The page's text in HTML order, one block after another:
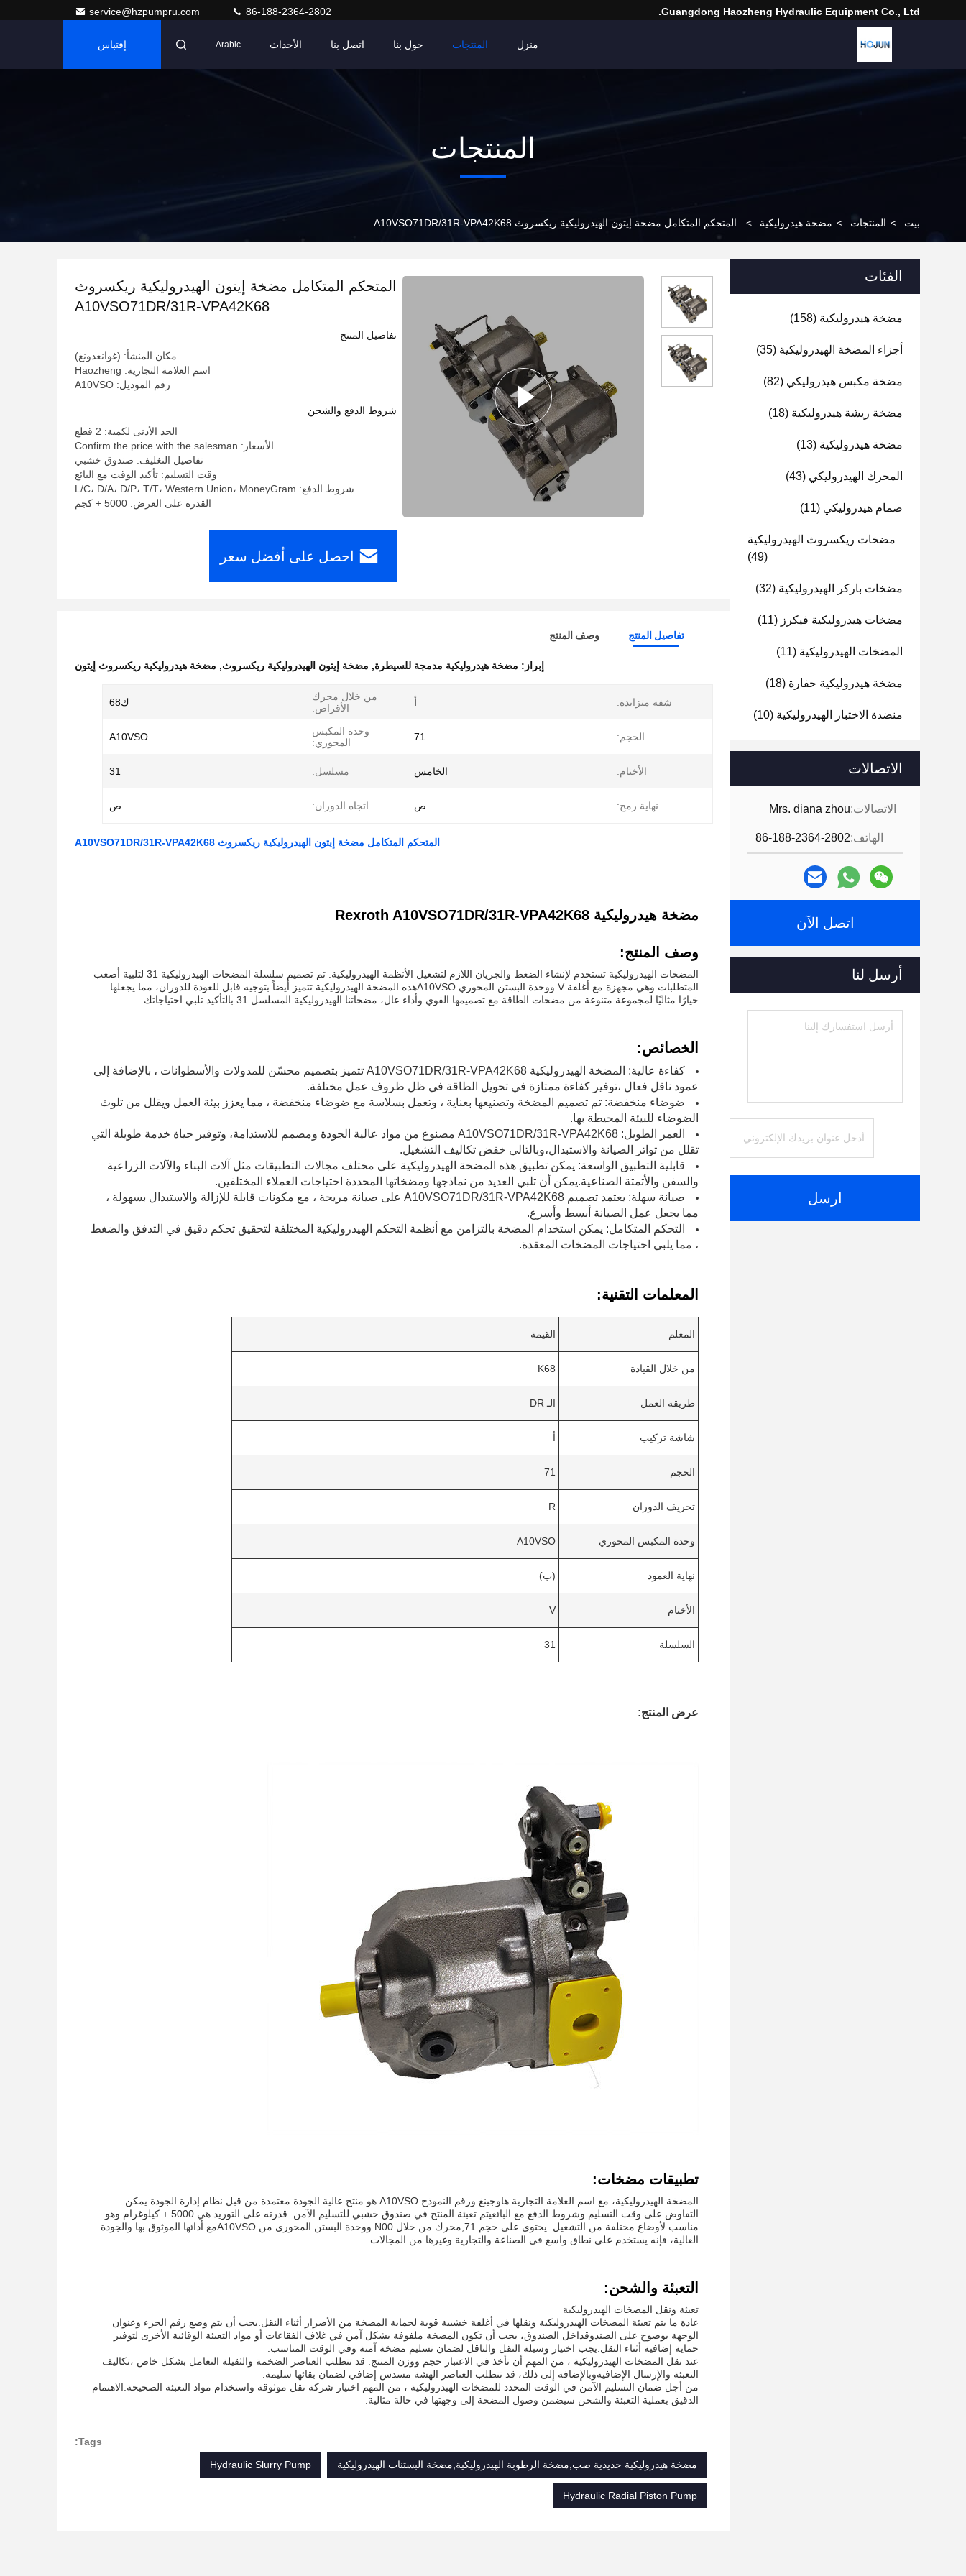
Guangdong Haozheng Hydraulic Equipment Co., Ltd.
service@hzpumpru.com 86-188-2364-2802
منزل المنتجات حول بنا اتصل بنا الأحداث Arabic إقتباس
المنتجات
بيت > المنتجات > مضخة هيدروليكية > المتحكم المتكامل مضخة إيتون الهيدروليكية ريكسروث A10VSO71DR/31R-VPA42K68
الفئات
مضخة هيدروليكية (158)
أجزاء المضخة الهيدروليكية (35)
مضخة مكبس هيدروليكي (82)
مضخة ريشة هيدروليكية (18)
مضخة هيدروليكية (13)
المحرك الهيدروليكي (43)
صمام هيدروليكي (11)
مضخات ريكسروث الهيدروليكية
(49)
مضخات باركر الهيدروليكية (32)
مضخات هيدروليكية فيكرز (11)
المضخات الهيدروليكية (11)
مضخة هيدروليكية حفارة (18)
منضدة الاختبار الهيدروليكية (10)
الاتصالات
الاتصالات:Mrs. diana zhou
الهاتف:86-188-2364-2802
اتصل الآن
أرسل لنا
ارسل
المتحكم المتكامل مضخة إيتون الهيدروليكية ريكسروث
A10VSO71DR/31R-VPA42K68
تفاصيل المنتج
مكان المنشأ: (غوانغدونغ)
اسم العلامة التجارية: Haozheng
رقم الموديل: A10VSO
شروط الدفع والشحن
الحد الأدنى لكمية: 2 قطع
الأسعار: Confirm the price with the salesman
تفاصيل التغليف: صندوق خشبي
وقت التسليم: تأكيد الوقت مع البائع
شروط الدفع: L/C، D/A، D/P، T/T، Western Union، MoneyGram
القدرة على العرض: 5000 + كجم
احصل على أفضل سعر
تفاصيل المنتج وصف المنتج
إبراز: مضخة هيدروليكية مدمجة للسيطرة, مضخة إيتون الهيدروليكية ريكسروث, مضخة هيدروليكية ريكسروث إيتون
شفة متزايدة: أ
من خلال محرك
الأقراص:
ك68
الحجم: 71
وحدة المكبس
المحوري:
A10VSO
الأختام: الخامس مسلسل: 31
نهاية رمح: ص اتجاه الدوران: ص
المتحكم المتكامل مضخة إيتون الهيدروليكية ريكسروث A10VSO71DR/31R-VPA42K68
مضخة هيدروليكية Rexroth A10VSO71DR/31R-VPA42K68
وصف المنتج:
المضخات الهيدروليكية تستخدم لإنشاء الضغط والجريان اللازم لتشغيل الأنظمة الهيدروليكية. تم تصميم سلسلة المضخات الهيدروليكية 31 لتلبية أصعب
المتطلبات.وهي مجهزة مع أغلفة V ووحدة البستن المحوري A10VSOهذه المضخة الهيدروليكية تتميز أيضاً بتوجيه قابل للعودة للدوران، مما يجعلها
خيارًا مثاليًا لمجموعة متنوعة من مضخات الطاقة.مع تصميمها القوي وأداء عال، مضخاتنا الهيدروليكية المسلسل 31 بالتأكيد تلبي احتياجاتك.
الخصائص:
كفاءة عالية: المضخة الهيدروليكية A10VSO71DR/31R-VPA42K68 تتميز بتصميم محسّن للمدولات والأسطوانات ، بالإضافة إلى
عمود ناقل فعال ،توفير كفاءة ممتازة في تحويل الطاقة في ظل ظروف عمل مختلفة.
ضوضاء منخفضة: تم تصميم المضخة وتصنيعها بعناية ، وتعمل بسلاسة مع ضوضاء منخفضة ، مما يعزز بيئة العمل ويقلل من تلوث
الضوضاء للبيئة المحيطة بها.
العمر الطويل: A10VSO71DR/31R-VPA42K68 مصنوع من مواد عالية الجودة ومصمم للاستدامة، وتوفير حياة خدمة طويلة التي
تقلل من تواتر الصيانة والاستبدال،وبالتالي خفض تكاليف التشغيل.
قابلية التطبيق الواسعة: يمكن تطبيق هذه المضخة الهيدروليكية على مختلف مجالات التطبيقات مثل آلات البناء والآلات الزراعية
والسفن والأتمتة الصناعية.يمكن أن تلبي العديد من نماذجها ومضخاتها المحددة احتياجات العملاء المختلفين.
صيانة سهلة: يعتمد تصميم A10VSO71DR/31R-VPA42K68 على صيانة مريحة ، مع مكونات قابلة للإزالة والاستبدال بسهولة ،
مما يجعل عمل الصيانة أبسط وأسرع.
التحكم المتكامل: يمكن استخدام المضخة بالتزامن مع أنظمة التحكم الهيدروليكية المختلفة لتحقيق تحكم دقيق في التدفق والضغط
، مما يلبي احتياجات المضخات المعقدة.
المعلمات التقنية:
المعلم القيمة
من خلال القيادة K68
طريقة العمل الـ DR
شاشة تركيب أ
الحجم 71
تحريف الدوران R
وحدة المكبس المحوري A10VSO
نهاية العمود (ب)
الأختام V
السلسلة 31
عرض المنتج:
تطبيقات مضخات:
المضخة الهيدروليكية، مع اسم العلامة التجارية هاوجينغ ورقم النموذج A10VSO هو منتج عالية الجودة معتمدة من قبل نظام إدارة الجودة.يمكن
التفاوض على وقت التسليم وشروط الدفع مع البائعيتم تعبئة المنتج في صندوق خشبي للتسليم الآمن. قدرته على التوريد هي 5000 + كيلوغرام وهو
مناسب لأوضاع مختلفة من التشغيل. يحتوي على حجم 71,محرك من خلال N00 ووحدة البستن المحوري من A10VSOمع أدائها الموثوق بها والجودة
العالية، فإنه يستخدم على نطاق واسع في الصناعة والتجارية وغيرها من المجالات.
التعبئة والشحن:
تعبئة ونقل المضخات الهيدروليكية
عادة ما يتم تعبئة المضخات الهيدروليكية ونقلها في أغلفة خشبية قوية لحماية المضخة من الأضرار أثناء النقل.يجب أن يتم وضع رقم الجزء وعنوان
الوجهة بوضوح على الصندوقداخل الصندوق، يجب أن تكون المضخة ملفوفة بشكل آمن في غلاف الفقاعات أو مواد التعبئة الوقائية الأخرى لتوفير
حماية إضافية أثناء النقل.يجب اختيار وسيلة النقل والناقل لضمان تسليم مضخة آمنة وفي الوقت المناسب.
عند نقل المضخات الهيدروليكية ، من المهم أن تأخذ في الاعتبار حجم ووزن المنتج. قد تتطلب العناصر الضخمة والثقيلة التعامل بشكل خاص ،تكاليف
التعبئة والإرسال الإضافيةوبالإضافة إلى ذلك، قد تتطلب العناصر الهشة مسدس إضافي لضمان بقائها سليمة.
من أجل ضمان التسليم الآمن في الوقت المحدد للمضخات الهيدروليكية ، من المهم اختيار شركة نقل موثوقة واستخدام مواد التعبئة الصحيحة.الاهتمام
الدقيق بعملية التعبئة والشحن سيضمن وصول المضخة إلى وجهتها في حالة مثالية.
Tags:
مضخة هيدروليكية حديدية صب,مضخة الرطوبة الهيدروليكية,مضخة البستنات الهيدروليكية
Hydraulic Slurry Pump
Hydraulic Radial Piston Pump